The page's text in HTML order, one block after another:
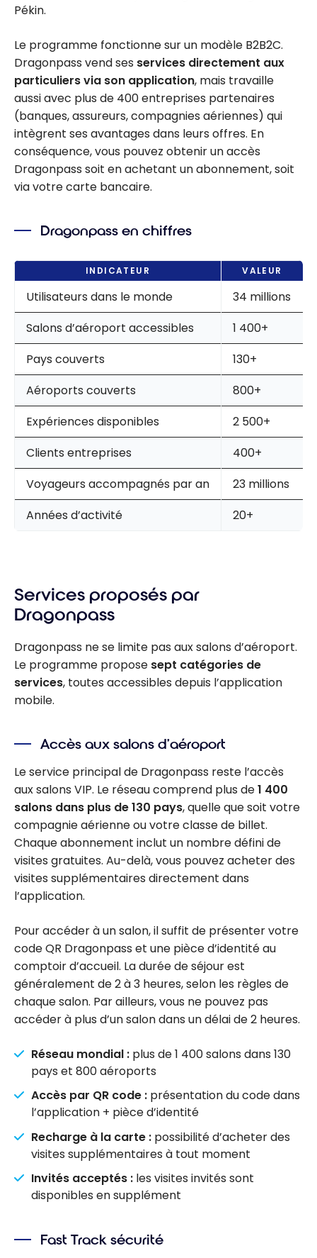
Pékin.
Le programme fonctionne sur un modèle B2B2C.
Dragonpass vend ses services directement aux
particuliers via son application, mais travaille
aussi avec plus de 400 entreprises partenaires
(banques, assureurs, compagnies aériennes) qui
intègrent ses avantages dans leurs offres. En
conséquence, vous pouvez obtenir un accès
Dragonpass soit en achetant un abonnement, soit
via votre carte bancaire.
Dragonpass en chiffres
INDICATEUR VALEUR
Utilisateurs dans le monde
34 millions
Salons d’aéroport accessibles
1 400+
Pays couverts
130+
Aéroports couverts
800+
Expériences disponibles
2 500+
Clients entreprises
400+
Voyageurs accompagnés par an
23 millions
Années d’activité
20+
Services proposés par
Dragonpass
Dragonpass ne se limite pas aux salons d’aéroport.
Le programme propose sept catégories de
services, toutes accessibles depuis l’application
mobile.
Accès aux salons d’aéroport
Le service principal de Dragonpass reste l’accès
aux salons VIP. Le réseau comprend plus de1 400
salons dans plus de 130 pays, quelle que soit votre
compagnie aérienne ou votre classe de billet.
Chaque abonnement inclut un nombre défini de
visites gratuites. Au-delà, vous pouvez acheter des
visites supplémentaires directement dans
l’application.
Pour accéder à un salon, il suffit de présenter votre
code QR Dragonpass et une pièce d’identité au
comptoir d’accueil. La durée de séjour est
généralement de 2 à 3 heures, selon les règles de
chaque salon. Par ailleurs, vous ne pouvez pas
accéder à plus d’un salon dans un délai de 2 heures.
Réseau mondial : plus de 1 400 salons dans 130
pays et 800 aéroports
Accès par QR code : présentation du code dans
l’application + pièce d’identité
Recharge à la carte : possibilité d’acheter des
visites supplémentaires à tout moment
Invités acceptés : les visites invités sont
disponibles en supplément
Fast Track sécurité